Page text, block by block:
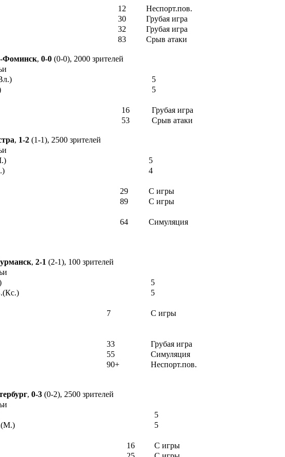
12
Неспорт.пов.
30
Грубая игра
32
Грубая игра
83 Срыв атаки
, 0-0(0-0), 2000 зрителей
5
5
16
Грубая игра
53 Срыв атаки
, 1-2 (1-1), 2500 зрителей
5
4
29
С игры
89
С игры
64
Симуляция
, 2-1 (2-1), 100 зрителей
5
5
7
С игры
33
Грубая игра
55
Симуляция
90+
Неспорт.пов.
, 0-3 (0-2), 2500 зрителей
5
5
16
С игры